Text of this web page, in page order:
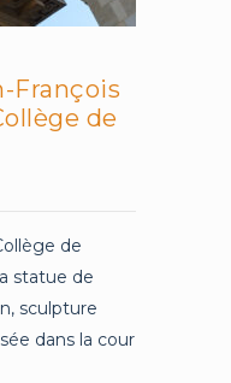
François
de
de
statue de
sculpture
dans la cour